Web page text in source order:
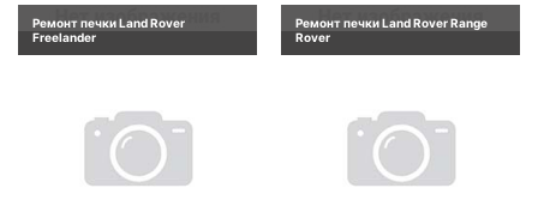
Ремонт печки Land Rover
Freelander
Ремонт печки Land Rover Range
Rover